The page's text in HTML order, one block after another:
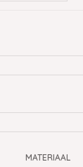
MATERIAAL